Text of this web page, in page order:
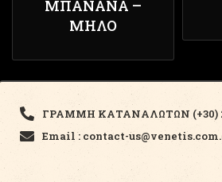
ΜΠΑΝΆΝΑ –
ΜΉΛΟ
ΓΡΑΜΜΗ ΚΑΤΑΝΑΛΩΤΩΝ (+30)
Email : contact-